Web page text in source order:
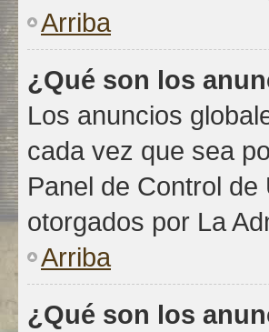
Arriba
¿Qué son los
Los anuncios
cada vez que sea
Panel de Control
otorgados por La
Arriba
¿Qué son los